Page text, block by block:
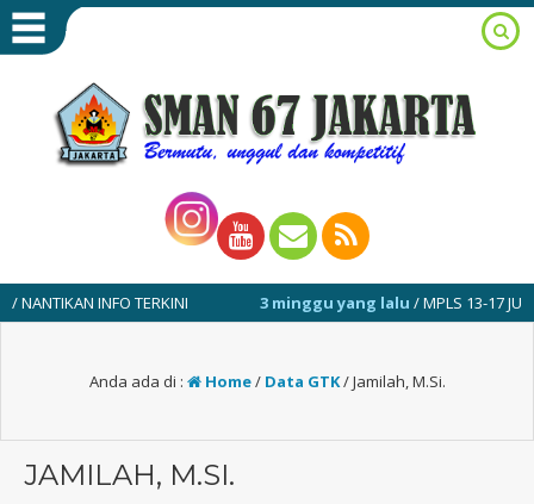
INFO TERKINI 3 minggu yang lalu/ MPLS 13-17 JULI 2026
Anda ada di : Home/ Data GTK/Jamilah, M.Si.
JAMILAH, M.SI.